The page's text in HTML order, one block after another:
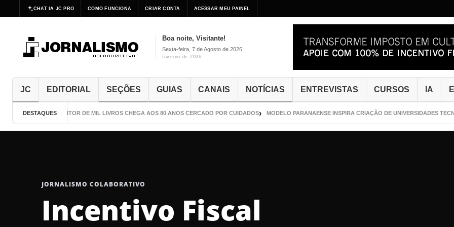
CHAT IA JC PRO COMO FUNCIONA CRIAR CONTA ACESSAR MEU PAINEL
Boa noite, Visitante!
Sexta-feira, 7 de Agosto de 2026
Inverno de 2026
JC EDITORIAL SEÇÕES GUIAS CANAIS NOTÍCIAS ENTREVISTAS CURSOS IA
DESTAQUESO ESCRITOR DE MIL LIVROS CHEGA AOS 80 ANOS CERCADO POR CUIDADOS MODELO PARANAENSE INSPIRA CRIAÇÃO DE UNIVERSIDADES
JORNALISMO COLABORATIVO
Incentivo Fiscal